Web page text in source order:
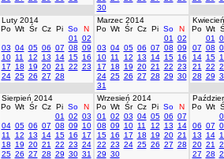
30
Luty 2014
Po Wt Śr Cz Pi So
N
01
02
03 04 05 06 07 08 09
10 11 12 13 14 15 16
17
18 19 20 21 22 23
24 25 26 27 28
Marzec 2014
Po Wt Śr Cz Pi So
N
01
02
03 04 05 06 07 08 09
10 11 12 13 14 15 16
17
18 19 20 21 22 23
24 25 26 27 28 29 30
31
Po Wt
01
07 08
14 15
21
22
28 29
Sierpień 2014
Po Wt Śr Cz Pi So
N
01
02 03
04 05 06 07 08 09
10
11
12 13 14 15 16
17
18
19 20 21 22 23 24
25 26 27 28 29 30 31
Wrzesień 2014
Po Wt Śr Cz Pi So
N
01
02 03 04 05 06 07
08 09 10 11 12 13
14
15 16 17 18 19 20 21
22 23 24 25 26 27 28
29 30
Po Wt
06 07
13
14
20 21
27 28